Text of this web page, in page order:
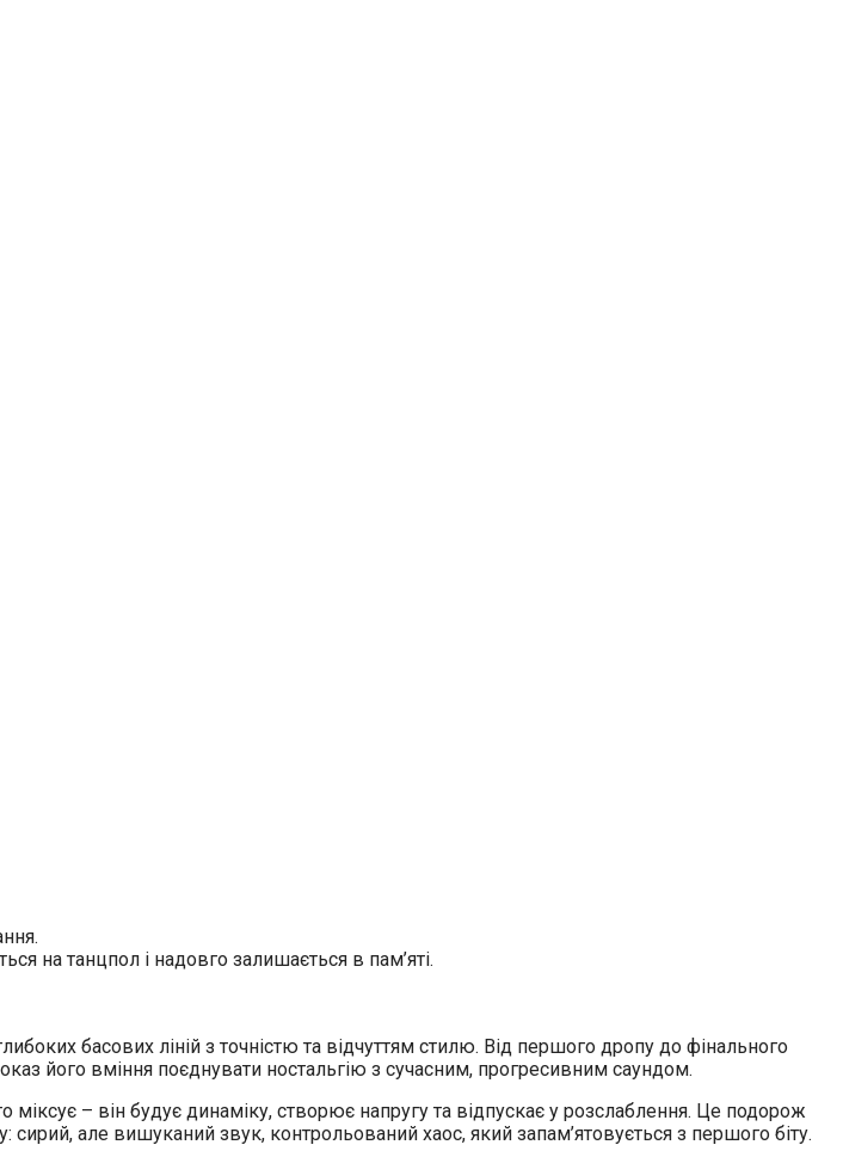
на танцпол і надовго залишається в пам’яті.
басових ліній з точністю та відчуттям стилю. Від першого дропу до фінального
його вміння поєднувати ностальгію з сучасним, прогресивним саундом.
– він будує динаміку, створює напругу та відпускає у розслаблення. Це подорож
але вишуканий звук, контрольований хаос, який запам’ятовується з першого біту.